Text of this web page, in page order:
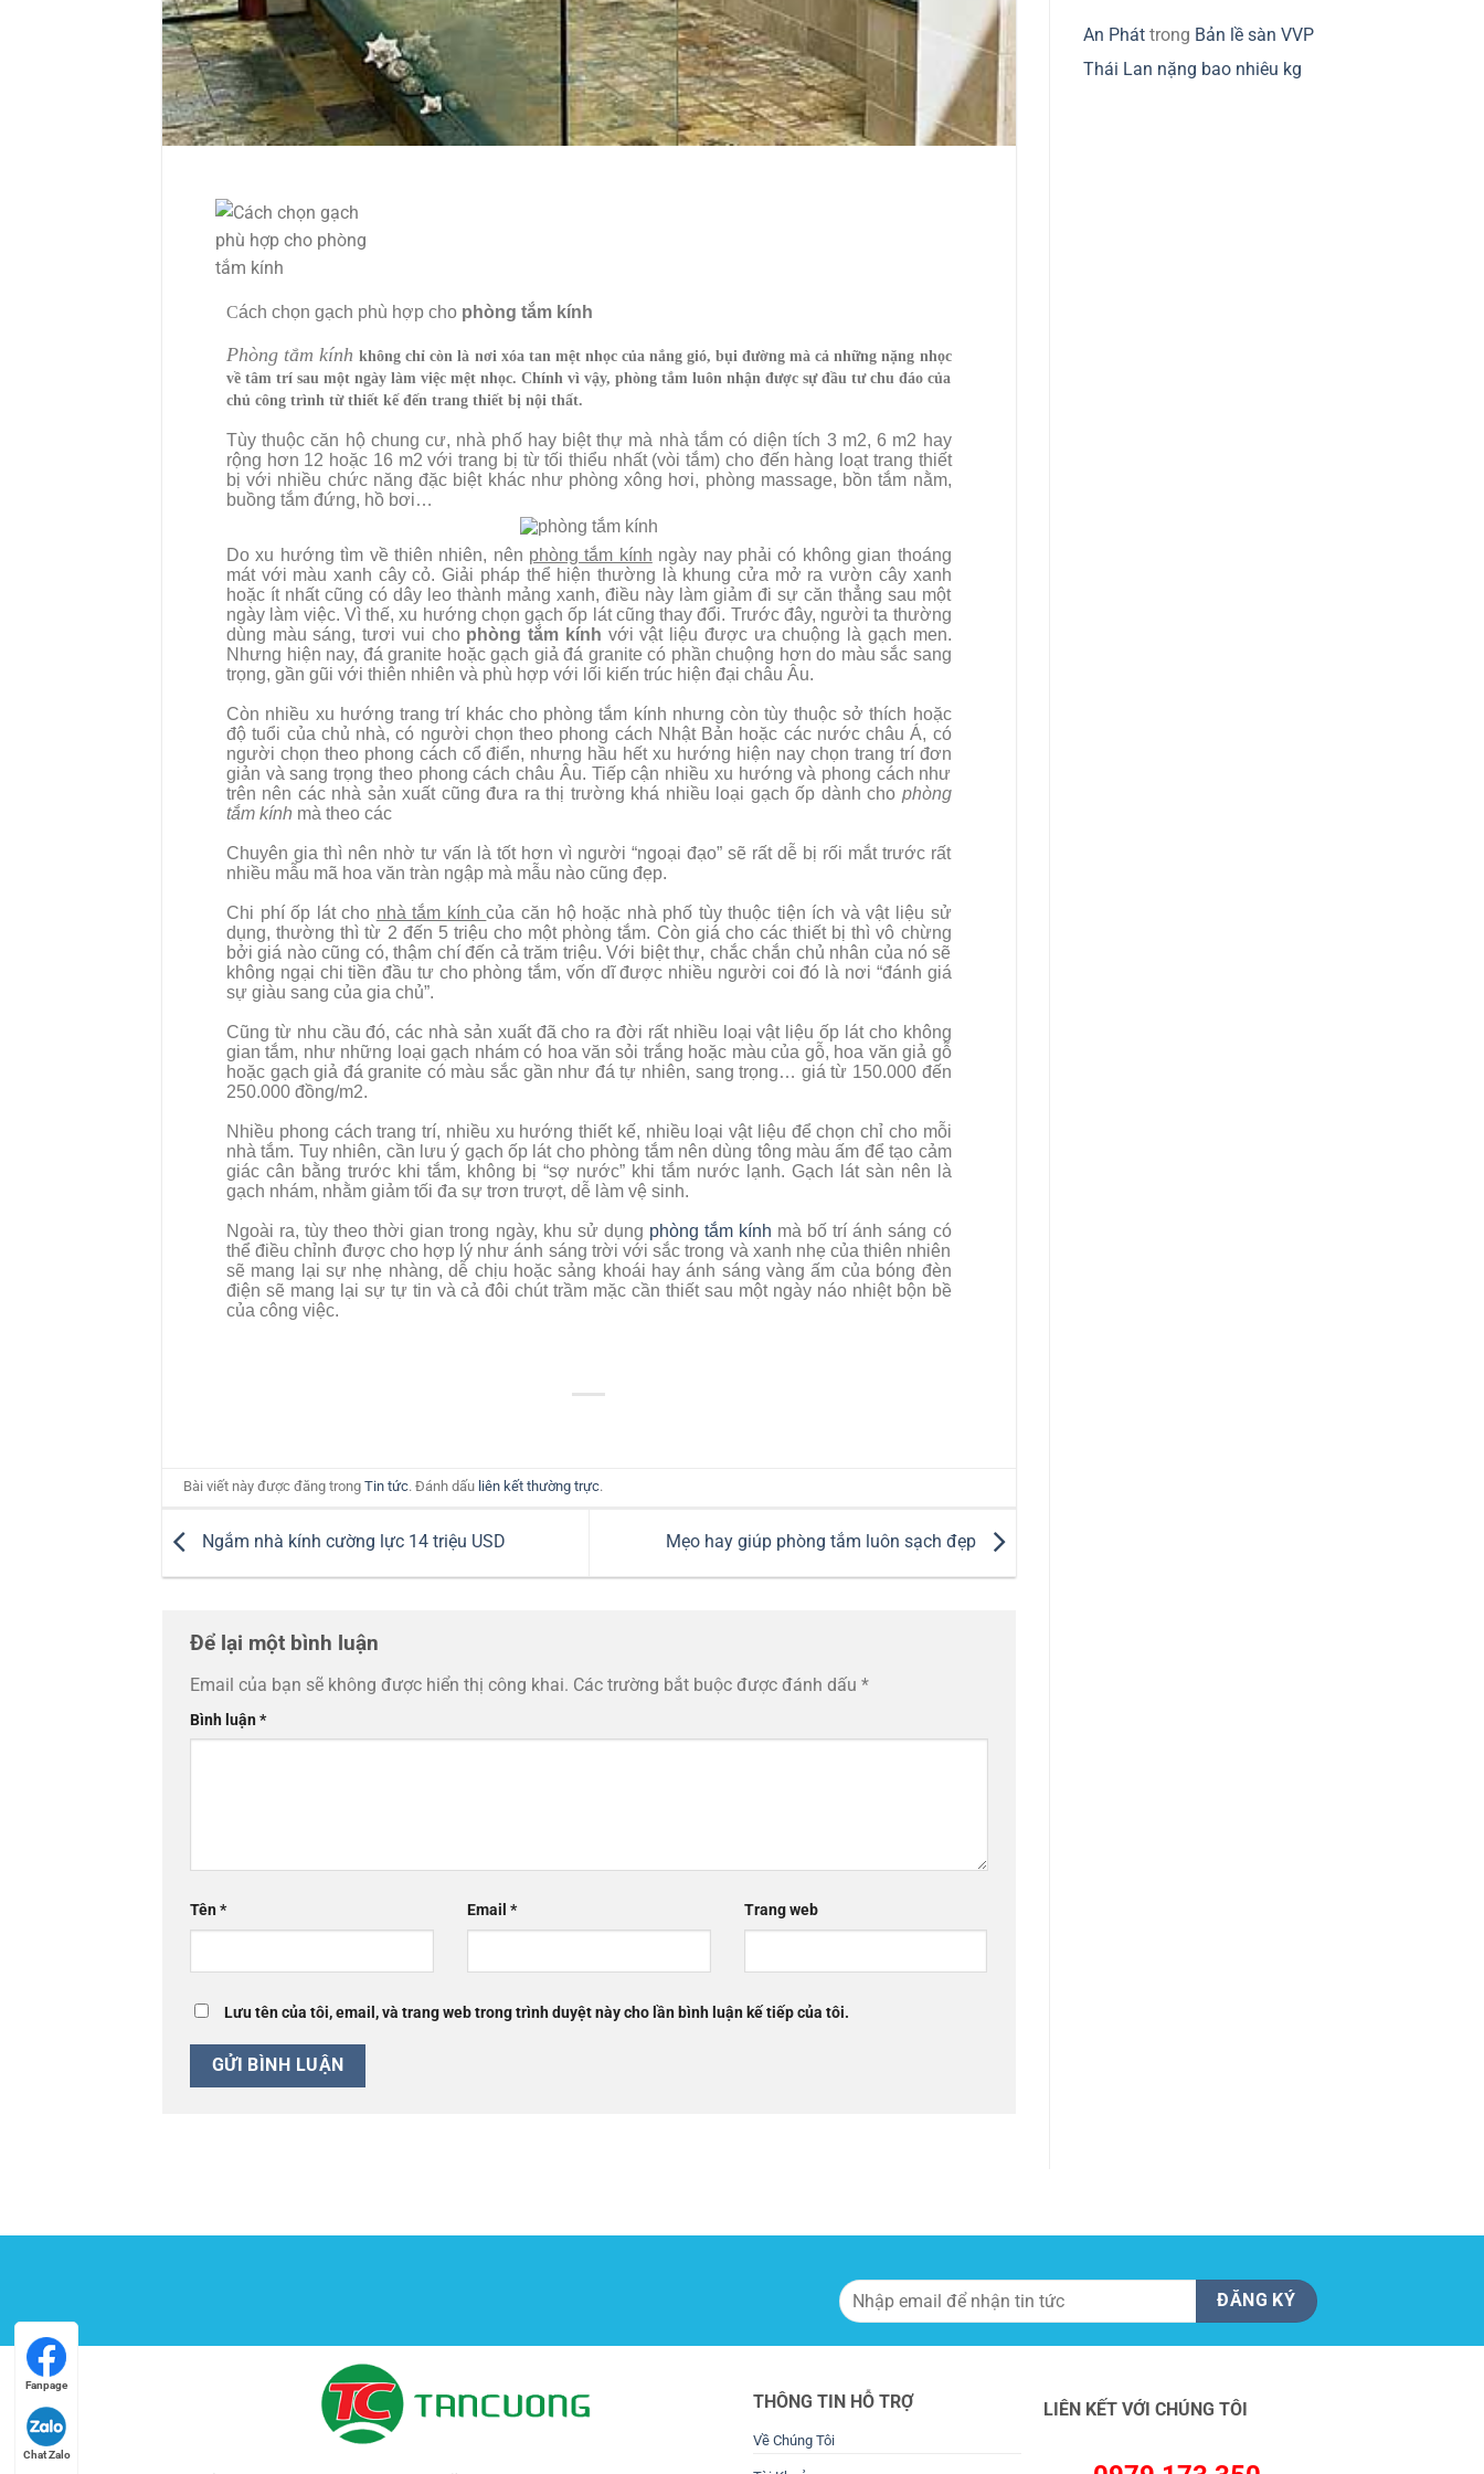
Cách chọn gạch phù hợp cho phòng tắm kính
Phòng tắm kínhkhông chỉ còn là nơi xóa tan mệt nhọc của nắng gió, bụi đường mà cả những nặng nhọc
về tâm trí sau một ngày làm việc mệt nhọc. Chính vì vậy, phòng tắm luôn nhận được sự đầu tư chu đáo của
chủ công trình từ thiết kế đến trang thiết bị nội thất.
Tùy thuộc căn hộ chung cư, nhà phố hay biệt thự mà nhà tắm có diện tích 3 m2, 6 m2 hay
rộng hơn 12 hoặc 16 m2 với trang bị từ tối thiểu nhất (vòi tắm) cho đến hàng loạt trang thiết
bị với nhiều chức năng đặc biệt khác như phòng xông hơi, phòng massage, bồn tắm nằm,
buồng tắm đứng, hồ bơi…
Do xu hướng tìm về thiên nhiên, nên phòng tắm kính ngày nay phải có không gian thoáng
mát với màu xanh cây cỏ. Giải pháp thể hiện thường là khung cửa mở ra vườn cây xanh
hoặc ít nhất cũng có dây leo thành mảng xanh, điều này làm giảm đi sự căn thẳng sau một
ngày làm việc. Vì thế, xu hướng chọn gạch ốp lát cũng thay đổi. Trước đây, người ta thường
dùng màu sáng, tươi vui cho phòng tắm kính với vật liệu được ưa chuộng là gạch men.
Nhưng hiện nay, đá granite hoặc gạch giả đá granite có phần chuộng hơn do màu sắc sang
trọng, gần gũi với thiên nhiên và phù hợp với lối kiến trúc hiện đại châu Âu.
Còn nhiều xu hướng trang trí khác cho phòng tắm kính nhưng còn tùy thuộc sở thích hoặc
độ tuổi của chủ nhà, có người chọn theo phong cách Nhật Bản hoặc các nước châu Á, có
người chọn theo phong cách cổ điển, nhưng hầu hết xu hướng hiện nay chọn trang trí đơn
giản và sang trọng theo phong cách châu Âu. Tiếp cận nhiều xu hướng và phong cách như
trên nên các nhà sản xuất cũng đưa ra thị trường khá nhiều loại gạch ốp dành cho phòng
tắm kính mà theo các
Chuyên gia thì nên nhờ tư vấn là tốt hơn vì người “ngoại đạo” sẽ rất dễ bị rối mắt trước rất
nhiều mẫu mã hoa văn tràn ngập mà mẫu nào cũng đẹp.
Chi phí ốp lát cho nhà tắm kínhcủa căn hộ hoặc nhà phố tùy thuộc tiện ích và vật liệu sử
dụng, thường thì từ 2 đến 5 triệu cho một phòng tắm. Còn giá cho các thiết bị thì vô chừng
bởi giá nào cũng có, thậm chí đến cả trăm triệu. Với biệt thự, chắc chắn chủ nhân của nó sẽ
không ngại chi tiền đầu tư cho phòng tắm, vốn dĩ được nhiều người coi đó là nơi “đánh giá
sự giàu sang của gia chủ”.
Cũng từ nhu cầu đó, các nhà sản xuất đã cho ra đời rất nhiều loại vật liệu ốp lát cho không
gian tắm, như những loại gạch nhám có hoa văn sỏi trắng hoặc màu của gỗ, hoa văn giả gỗ
hoặc gạch giả đá granite có màu sắc gần như đá tự nhiên, sang trọng… giá từ 150.000 đến
250.000 đồng/m2.
Nhiều phong cách trang trí, nhiều xu hướng thiết kế, nhiều loại vật liệu để chọn chỉ cho mỗi
nhà tắm. Tuy nhiên, cần lưu ý gạch ốp lát cho phòng tắm nên dùng tông màu ấm để tạo cảm
giác cân bằng trước khi tắm, không bị “sợ nước” khi tắm nước lạnh. Gạch lát sàn nên là
gạch nhám, nhằm giảm tối đa sự trơn trượt, dễ làm vệ sinh.
Ngoài ra, tùy theo thời gian trong ngày, khu sử dụng phòng tắm kính mà bố trí ánh sáng có
thể điều chỉnh được cho hợp lý như ánh sáng trời với sắc trong và xanh nhẹ của thiên nhiên
sẽ mang lại sự nhẹ nhàng, dễ chịu hoặc sảng khoái hay ánh sáng vàng ấm của bóng đèn
điện sẽ mang lại sự tự tin và cả đôi chút trầm mặc cần thiết sau một ngày náo nhiệt bộn bề
của công việc.
Bài viết này được đăng trongTin tức. Đánh dấu liên kết thường trực.
Ngắm nhà kính cường lực 14 triệu USD Mẹo hay giúp phòng tắm luôn sạch đẹp
Để lại một bình luận
Email của bạn sẽ không được hiển thị công khai. Các trường bắt buộc được đánh dấu *
Bình luận*
Tên* Email * Trang web
Lưu tên của tôi, email, và trang web trong trình duyệt này cho lần bình luận kế tiếp của tôi.
An Pháttrong Bản lề sàn VVP
Thái Lan nặng bao nhiêu kg
THÔNG TIN HỖ TRỢ
Về Chúng Tôi
LIÊN KẾT VỚI CHÚNG TÔI
Fanpage
Chat Zalo